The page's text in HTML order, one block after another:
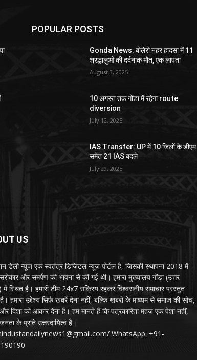
POPULAR POSTS
Gonda News: बोलेरो नहर हादसा में 11
श्रद्धालुओं की दर्दनाक मौत, एक लापता
August 3, 2025
10 अगस्त तक गोंडा में रहेगा route
diversion
July 12, 2025
IAS Transfer: UP में 10 जिलों के डीएम
समेत 21 IAS बदले
July 29, 2025
US
डेली न्यूज एक स्वतंत्र डिजिटल न्यूज़ पोर्टल है, जिसकी स्थापना 2018 में
और समर्पण की भावना से की गई थी। हमारा मुख्यालय गोंडा (उत्तर
में स्थित है। हमारी टीम 24x7 सक्रिय रहकर विश्वसनीय समाचार प्रस्तुत
हमारा उद्देश्य सिर्फ खबरें देना नहीं, बल्कि खबरों के माध्यम से समाज की सोच,
दिशा को आकार देना है। हम मानते हैं कि पत्रकारिता महज़ एक पेशा नहीं,
के प्रति उत्तरदायित्व है।
WhatsApp: +91-